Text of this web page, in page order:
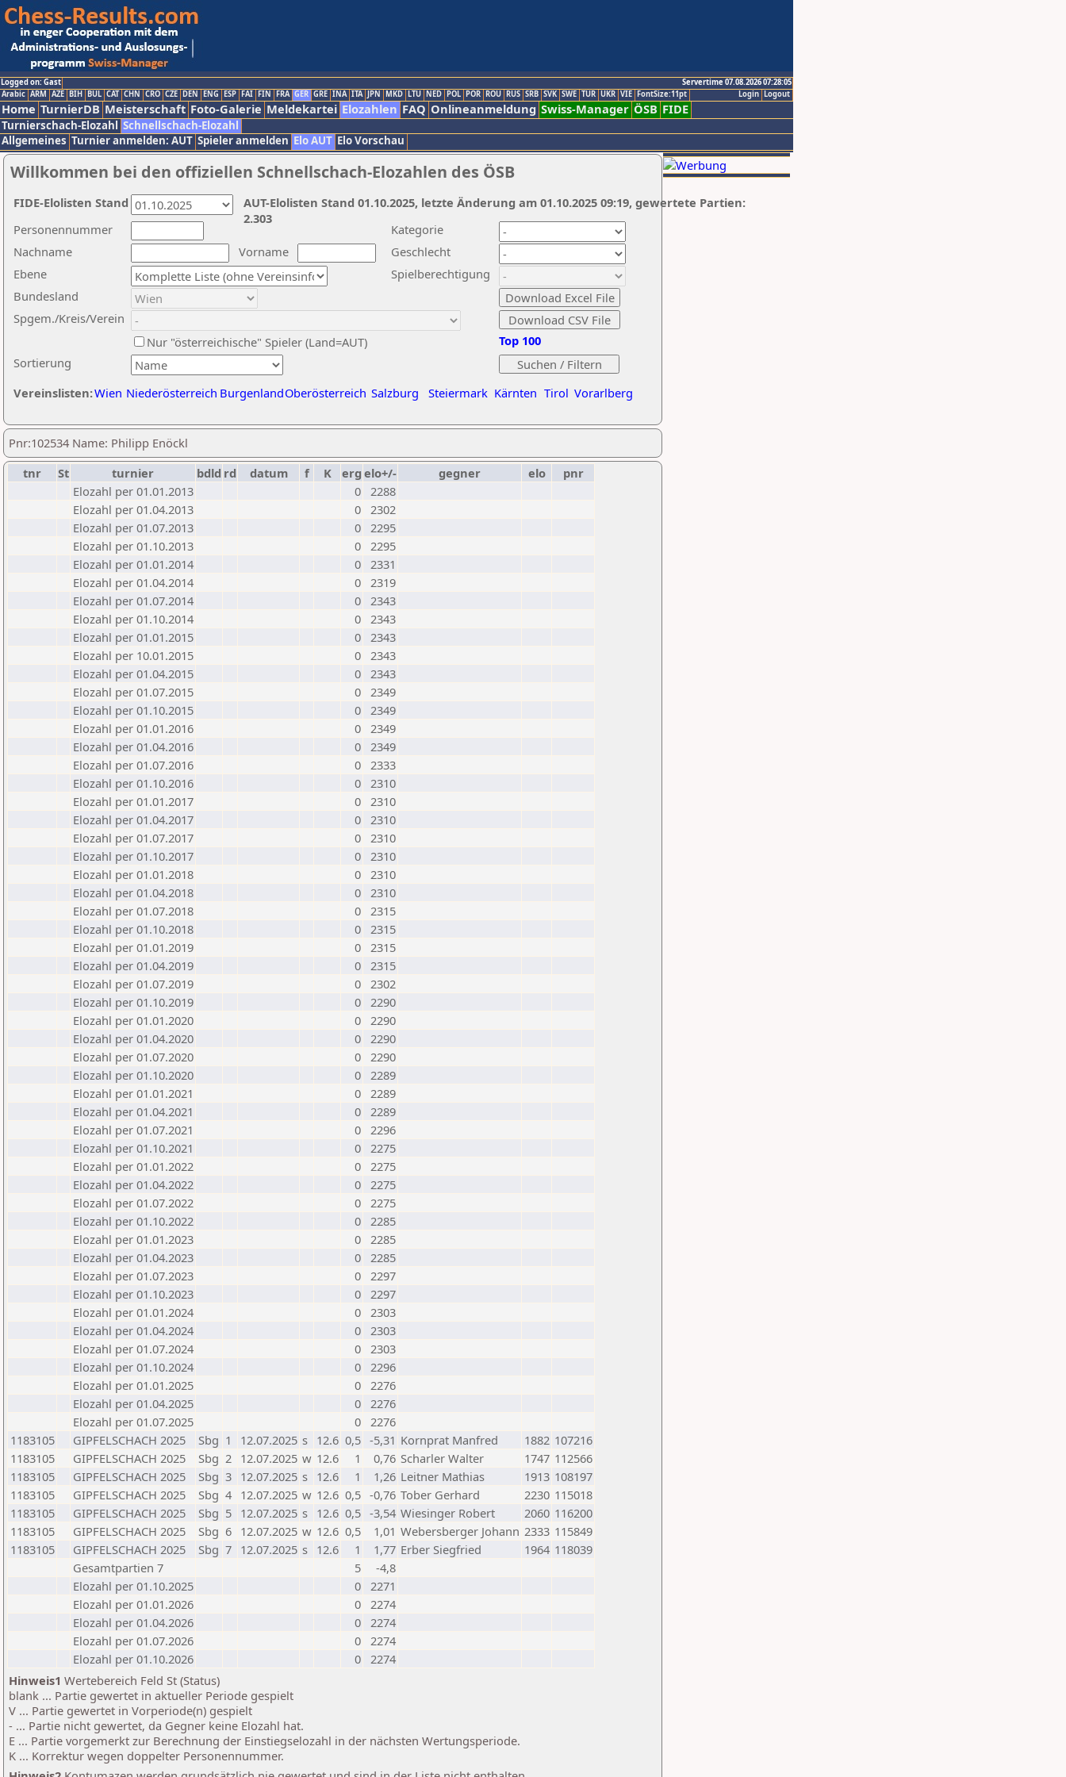
Logged on: Gast
Servertime 07.08.2026 07:28:05
Logout
Login
Arabic ARM AZE BIH BUL CAT CHN CRO CZE DEN ENG ESP FAI FIN FRA GER GRE INA ITA JPN MKD LTU NED POL POR ROU RUS SRB SVK SWE TUR UKR VIE FontSize:11pt
Home TurnierDB Meisterschaft Foto-Galerie Meldekartei Elozahlen FAQ Onlineanmeldung Swiss-Manager ÖSB FIDE
Turnierschach-Elozahl Schnellschach-Elozahl
Allgemeines Turnier anmelden: AUT Spieler anmelden Elo AUT Elo Vorschau
Willkommen bei den offiziellen Schnellschach-Elozahlen des ÖSB
Nachname
Vorname
Ebene
Kategorie
Sortierung
Personennummer
Bundesland
Spgem./Kreis/Verein
Geschlecht
Nur "österreichische" Spieler (Land=AUT)
Spielberechtigung
Vereinslisten:Wien Niederösterreich BurgenlandOberösterreich Salzburg Steiermark Kärnten Tirol Vorarlberg
Top 100
AUT-Elolisten Stand 01.10.2025, letzte Änderung am 01.10.2025 09:19, gewertete Partien:
2.303
FIDE-Elolisten Stand
Pnr:102534 Name: Philipp Enöckl
tnr
St turnier bdld rd datum f K erg elo+/- gegner elo
pnr
Elozahl per 01.01.2013
0 2288
Elozahl per 01.04.2013
0 2302
Elozahl per 01.07.2013
0 2295
Elozahl per 01.10.2013
0 2295
Elozahl per 01.01.2014
0 2331
Elozahl per 01.04.2014
0 2319
Elozahl per 01.07.2014
0 2343
Elozahl per 01.10.2014
0 2343
Elozahl per 01.01.2015
0 2343
Elozahl per 10.01.2015
0 2343
Elozahl per 01.04.2015
0 2343
Elozahl per 01.07.2015
0 2349
Elozahl per 01.10.2015
0 2349
Elozahl per 01.01.2016
0 2349
Elozahl per 01.04.2016
0 2349
Elozahl per 01.07.2016
0 2333
Elozahl per 01.10.2016
0 2310
Elozahl per 01.01.2017
0 2310
Elozahl per 01.04.2017
0 2310
Elozahl per 01.07.2017
0 2310
Elozahl per 01.10.2017
0 2310
Elozahl per 01.01.2018
0 2310
Elozahl per 01.04.2018
0 2310
Elozahl per 01.07.2018
0 2315
Elozahl per 01.10.2018
0 2315
Elozahl per 01.01.2019
0 2315
Elozahl per 01.04.2019
0 2315
Elozahl per 01.07.2019
0 2302
Elozahl per 01.10.2019
0 2290
Elozahl per 01.01.2020
0 2290
Elozahl per 01.04.2020
0 2290
Elozahl per 01.07.2020
0 2290
Elozahl per 01.10.2020
0 2289
Elozahl per 01.01.2021
0 2289
Elozahl per 01.04.2021
0 2289
Elozahl per 01.07.2021
0 2296
Elozahl per 01.10.2021
0 2275
Elozahl per 01.01.2022
0 2275
Elozahl per 01.04.2022
0 2275
Elozahl per 01.07.2022
0 2275
Elozahl per 01.10.2022
0 2285
Elozahl per 01.01.2023
0 2285
Elozahl per 01.04.2023
0 2285
Elozahl per 01.07.2023
0 2297
Elozahl per 01.10.2023
0 2297
Elozahl per 01.01.2024
0 2303
Elozahl per 01.04.2024
0 2303
Elozahl per 01.07.2024
0 2303
Elozahl per 01.10.2024
0 2296
Elozahl per 01.01.2025
0 2276
Elozahl per 01.04.2025
0 2276
Elozahl per 01.07.2025
0 2276
1183105
GIPFELSCHACH 2025 Sbg 1 12.07.2025 s 12.6 0,5 -5,31 Kornprat Manfred 1882 107216
1183105
GIPFELSCHACH 2025 Sbg 2 12.07.2025 w 12.6 1 0,76 Scharler Walter 1747 112566
1183105
GIPFELSCHACH 2025 Sbg 3 12.07.2025 s 12.6 1 1,26 Leitner Mathias 1913 108197
1183105
GIPFELSCHACH 2025 Sbg 4 12.07.2025 w 12.6 0,5 -0,76 Tober Gerhard 2230 115018
1183105
GIPFELSCHACH 2025 Sbg 5 12.07.2025 s 12.6 0,5 -3,54 Wiesinger Robert 2060 116200
1183105
GIPFELSCHACH 2025 Sbg 6 12.07.2025 w 12.6 0,5 1,01 Webersberger Johann 2333 115849
1183105
GIPFELSCHACH 2025 Sbg 7 12.07.2025 s 12.6 1 1,77 Erber Siegfried 1964 118039
Gesamtpartien 7
5
-4,8
Elozahl per 01.10.2025
0 2271
Elozahl per 01.01.2026
0 2274
Elozahl per 01.04.2026
0 2274
Elozahl per 01.07.2026
0 2274
Elozahl per 01.10.2026
0 2274
Hinweis1 Wertebereich Feld St (Status)
blank ... Partie gewertet in aktueller Periode gespielt
V ... Partie gewertet in Vorperiode(n) gespielt
- ... Partie nicht gewertet, da Gegner keine Elozahl hat.
E ... Partie vorgemerkt zur Berechnung der Einstiegselozahl in der nächsten Wertungsperiode.
K ... Korrektur wegen doppelter Personennummer.